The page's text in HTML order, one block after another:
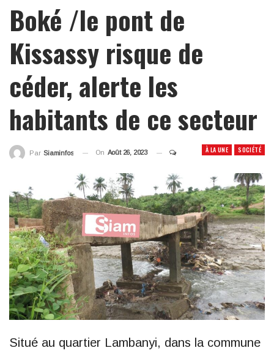
Boké /le pont de
Kissassy risque de
céder, alerte les
habitants de ce secteur
À LA UNE SOCIÉTÉ
Par Siaminfos On Août 26, 2023
Situé au quartier Lambanyi, dans la commune